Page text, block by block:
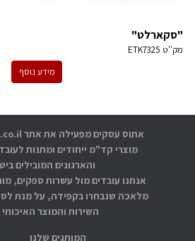
"סקארלט"
מק''ט ETK7325
מידע נוסף
המותגים שלנו
מוצרי קד"מ ייחודים ומתנות
והארגונים המובילים
אנחנו עובדים מול עשרות ספקים,
מלאכה שנבחרו בקפידה, על מנת
השירות והמוצר האיכותי